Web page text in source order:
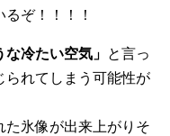
ぞ！！！！
な冷たい空気」 と言っ
られてしまう可能性が
氷像が出来上がりそ